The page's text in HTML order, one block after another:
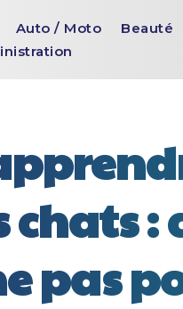
Auto / Moto Beauté
chats
pas